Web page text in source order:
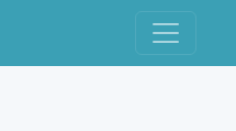
Toggle